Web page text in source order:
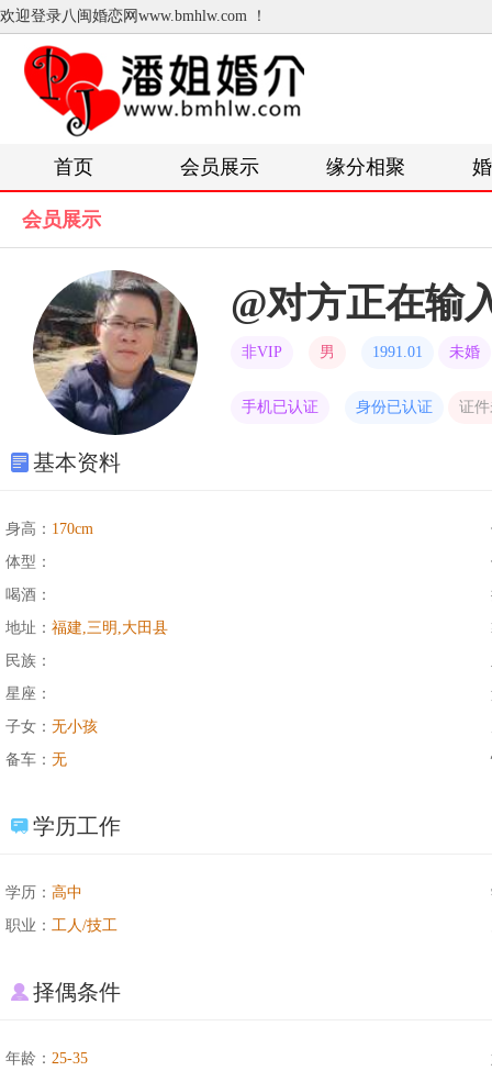
欢迎登录八闽婚恋网www.bmhlw.com ！
首页 会员展示 缘分相聚
会员展示
@对方正在输
非VIP 男 1991.01 未婚
手机已认证 身份已认证 证
基本资料
身高： 170cm
体型：
喝酒：
地址： 福建,三明,大田县
民族：
星座：
子女： 无小孩
备车： 无
学历工作
学历： 高中
职业： 工人/技工
择偶条件
年龄： 25-35